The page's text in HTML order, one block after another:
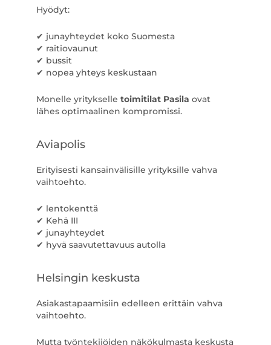
Hyödyt:
✔ junayhteydet koko Suomesta
✔ raitiovaunut
✔ bussit
✔ nopea yhteys keskustaan
Monelle yritykselle toimitilat Pasila ovat
lähes optimaalinen kompromissi.
Aviapolis
Erityisesti kansainvälisille yrityksille vahva
vaihtoehto.
✔ lentokenttä
✔ Kehä III
✔ junayhteydet
✔ hyvä saavutettavuus autolla
Helsingin keskusta
Asiakastapaamisiin edelleen erittäin vahva
vaihtoehto.
Mutta työntekijöiden näkökulmasta keskusta